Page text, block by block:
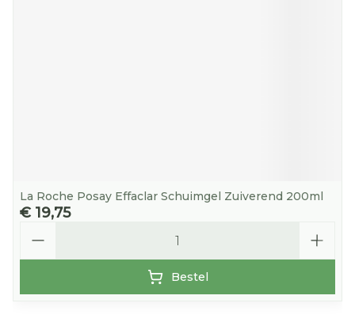
La Roche Posay Effaclar Schuimgel Zuiverend 200ml
€ 19,75
Bestel